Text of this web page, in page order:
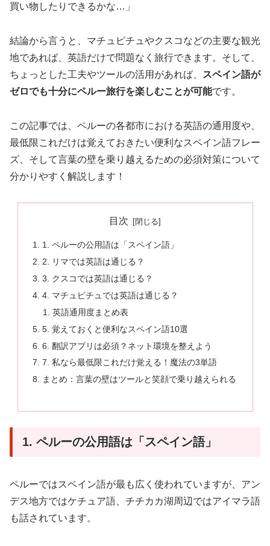
買い物したりできるかな…」
結論から言うと、マチュピチュやクスコなどの主要な観光
地であれば、英語だけで問題なく旅行できます。そして、
ちょっとした工夫やツールの活用があれば、
スペイン語が
ゼロでも十分にペルー旅行を楽しむことが可能です。
この記事では、ペルーの各都市における英語の通用度や、
最低限これだけは覚えておきたい便利なスペイン語フレー
ズ、そして言葉の壁を乗り越えるための必須対策について
分かりやすく解説します！
目次
1. ペルーの公用語は「スペイン語」
2. リマでは英語は通じる？
3. クスコでは英語は通じる？
4. マチュピチュでは英語は通じる？
英語通用度まとめ表
5. 覚えておくと便利なスペイン語10選
6. 翻訳アプリは必須？ネット環境を整えよう
7. 私なら最低限これだけ覚える！魔法の3単語
まとめ：言葉の壁はツールと笑顔で乗り越えられる
1. ペルーの公用語は「スペイン語」
ペルーではスペイン語が最も広く使われていますが、アン
デス地方ではケチュア語、チチカカ湖周辺ではアイマラ語
も話されています。